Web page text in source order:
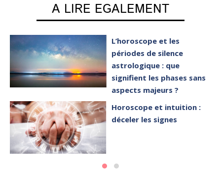
A LIRE EGALEMENT
L’horoscope et les
périodes de silence
astrologique : que
signifient les phases sans
aspects majeurs ?
Horoscope et intuition :
déceler les signes